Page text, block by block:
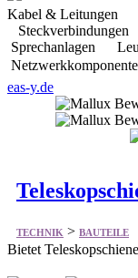
Kabel & Leitungen
Sprechanlagen
eas-y.de
TECHNIK > BAUTEILE
Bietet